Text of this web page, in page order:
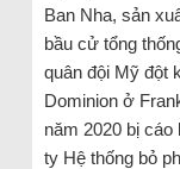
Ban Nha, sản
bầu cử tổng
quân đội Mỹ đột
Dominion ở
năm 2020 bị
ty Hệ thống bỏ